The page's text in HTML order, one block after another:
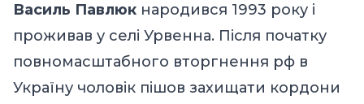
Василь Павлюк народився 1993 року і
проживав у селі Урвенна. Після початку
повномасштабного вторгнення рф в
Україну чоловік пішов захищати кордони